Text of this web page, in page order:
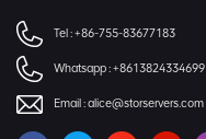
Tel :+86-755-83677183
Whatsapp :+8613824334699
Email :alice@storservers.com